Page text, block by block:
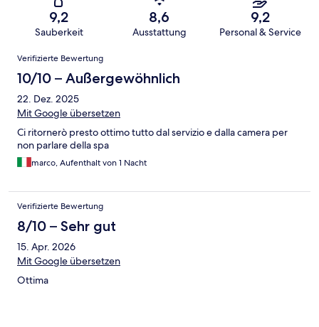
9,2
Sauberkeit
8,6
Ausstattung
9,2
Personal & Service
Bewertungen
Verifizierte Bewertung
10/10 – Außergewöhnlich
22. Dez. 2025
Mit Google übersetzen
Ci ritornerò presto ottimo tutto dal servizio e dalla camera per
non parlare della spa
marco, Aufenthalt von 1 Nacht
Verifizierte Bewertung
8/10 – Sehr gut
15. Apr. 2026
Mit Google übersetzen
Ottima